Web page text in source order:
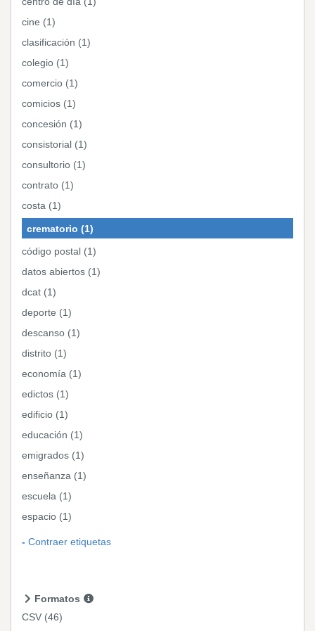
cine (1)
clasificación (1)
colegio (1)
comercio (1)
comicios (1)
concesión (1)
consistorial (1)
consultorio (1)
contrato (1)
costa (1)
crematorio (1)
código postal (1)
datos abiertos (1)
dcat (1)
deporte (1)
descanso (1)
distrito (1)
economía (1)
edictos (1)
edificio (1)
educación (1)
emigrados (1)
enseñanza (1)
escuela (1)
espacio (1)
Contraer etiquetas
Formatos
CSV (46)